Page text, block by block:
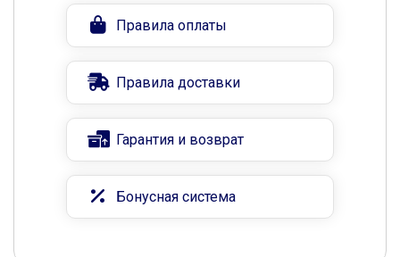
Правила оплаты
Правила доставки
Гарантия и возврат
Бонусная система